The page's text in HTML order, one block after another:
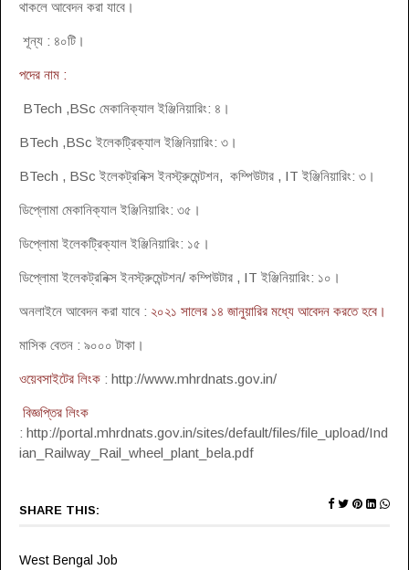
থাকলে আবেদন করা যাবে।
শূন্য : ৪০টি।
পদের নাম :
BTech ,BSc মেকানিক্যাল ইঞ্জিনিয়ারিং: ৪।
BTech ,BSc ইলেকট্রিক্যাল ইঞ্জিনিয়ারিং: ৩।
BTech , BSc ইলেকট্রনিক্স ইনস্ট্রুমেন্টশন, কম্পিউটার , IT ইঞ্জিনিয়ারিং: ৩।
ডিপ্লোমা মেকানিক্যাল ইঞ্জিনিয়ারিং: ৩৫।
ডিপ্লোমা ইলেকট্রিক্যাল ইঞ্জিনিয়ারিং: ১৫।
ডিপ্লোমা ইলেকট্রনিক্স ইনস্ট্রুমেন্টশন/ কম্পিউটার , IT ইঞ্জিনিয়ারিং: ১০।
অনলাইনে আবেদন করা যাবে : ২০২১ সালের ১৪ জানুয়ারির মধ্যে আবেদন করতে হবে।
মাসিক বেতন : ৯০০০ টাকা।
ওয়েবসাইটের লিংক : http://www.mhrdnats.gov.in/
বিজ্ঞপ্তির লিংক
: http://portal.mhrdnats.gov.in/sites/default/files/file_upload/Ind
ian_Railway_Rail_wheel_plant_bela.pdf
SHARE THIS:
West Bengal Job